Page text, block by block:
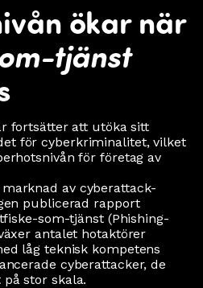
ökar när
tjänst
fortsätter att utöka sitt
för cyberkriminalitet, vilket
för företag av
av cyberattack-
publicerad rapport
som-tjänst (Phishing-
antalet hotaktörer
låg teknisk kompetens
cyberattacker, de
stor skala.